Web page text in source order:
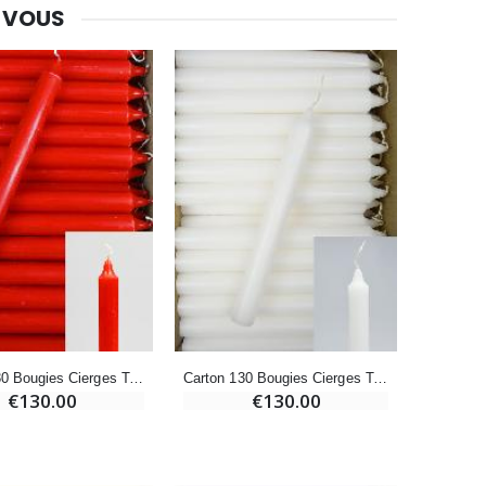
Eau de Lourdes 1 Litre
€12.00 €9.60
-20%
€12.00 €9.60
Carton 130 Bougies Cierges Teintées Masse Rouge
€130.00
Carton 130 Bougies Cierges Teintées Masse Blanc
€130.00